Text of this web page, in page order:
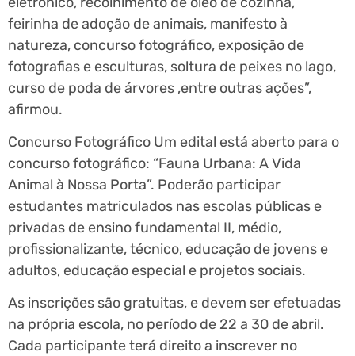
feirinha de adoção de animais, manifesto à
natureza, concurso fotográfico, exposição de
fotografias e esculturas, soltura de peixes no lago,
curso de poda de árvores ,entre outras ações”,
afirmou.
Concurso Fotográfico Um edital está aberto para o
concurso fotográfico: “Fauna Urbana: A Vida
Animal à Nossa Porta”. Poderão participar
estudantes matriculados nas escolas públicas e
privadas de ensino fundamental II, médio,
profissionalizante, técnico, educação de jovens e
adultos, educação especial e projetos sociais.
As inscrições são gratuitas, e devem ser efetuadas
na própria escola, no período de 22 a 30 de abril.
Cada participante terá direito a inscrever no